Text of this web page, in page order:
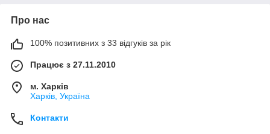
Про нас
100% позитивних з 33 відгуків за рік
Працює з 27.11.2010
м. Харків
Харків, Україна
Контакти